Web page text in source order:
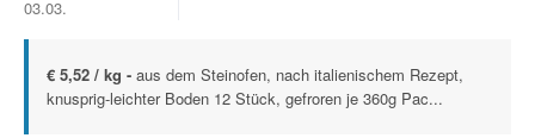
03.03.
€ 5,52 / kg - aus dem Steinofen, nach italienischem Rezept,
knusprig-leichter Boden 12 Stück, gefroren je 360g Pac...